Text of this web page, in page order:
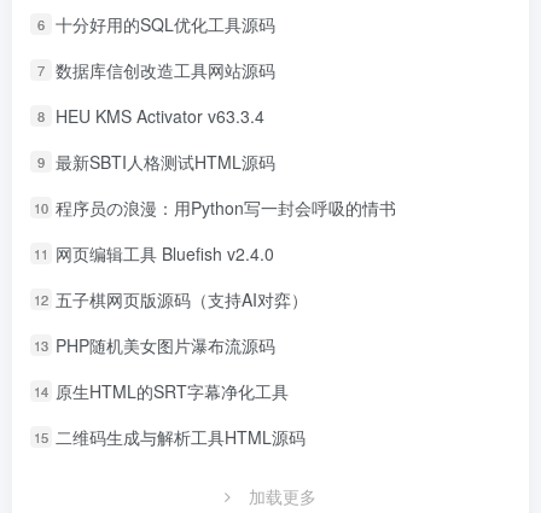
6 十分好用的SQL优化工具源码
7 数据库信创改造工具网站源码
8 HEU KMS Activator v63.3.4
9 最新SBTI人格测试HTML源码
10 程序员の浪漫：用Python写一封会呼吸的情书
11 网页编辑工具 Bluefish v2.4.0
12 五子棋网页版源码（支持AI对弈）
13 PHP随机美女图片瀑布流源码
14 原生HTML的SRT字幕净化工具
15 二维码生成与解析工具HTML源码
加载更多